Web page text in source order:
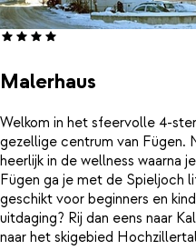
Malerhaus
Welkom in het sfeervolle 4-
gezellige centrum van Fügen.
heerlijk in de wellness waarna
Fügen ga je met de Spieljoch
geschikt voor beginners en
uitdaging? Rij dan eens naar
naar het skigebied